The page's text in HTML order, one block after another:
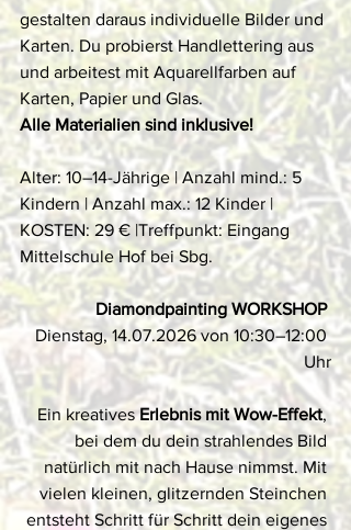
gestalten daraus individuelle Bilder und
Karten. Du probierst Handlettering aus
und arbeitest mit Aquarellfarben auf
Karten, Papier und Glas.
Alle Materialien sind inklusive!
Alter: 10–14-Jährige | Anzahl mind.: 5
Kindern | Anzahl max.: 12 Kinder |
KOSTEN: 29 € |Treffpunkt: Eingang
Mittelschule Hof bei Sbg.
Diamondpainting WORKSHOP
Dienstag, 14.07.2026 von 10:30–12:00
Uhr
Ein kreatives Erlebnis mit Wow-Effekt,
bei dem du dein strahlendes Bild
natürlich mit nach Hause nimmst. Mit
vielen kleinen, glitzernden Steinchen
entsteht Schritt für Schritt dein eigenes